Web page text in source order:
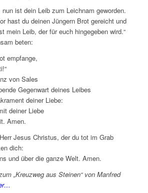
ist dein Leib zum Leichnam geworden.
hast du deinen Jüngern Brot gereicht und
mein Leib, der für euch hingegeben wird.“
beten:
empfange,
von Sales
Gegenwart deines Leibes
deiner Liebe:
deiner Liebe
Amen.
Jesus Christus, der du tot im Grab
dich:
und über die ganze Welt. Amen.
„Kreuzweg aus Steinen“ von Manfred